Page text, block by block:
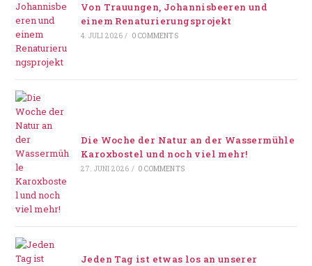
Von Trauungen, Johannisbeeren und
einem Renaturierungsprojekt
4. JULI 2026 / 0 COMMENTS
Die Woche der Natur an der Wassermühle
Karoxbostel und noch viel mehr!
27. JUNI 2026 / 0 COMMENTS
Jeden Tag ist etwas los an unserer